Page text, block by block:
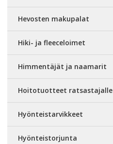
Hevosten makupalat
Hiki- ja fleeceloimet
Himmentäjät ja naamarit
Hoitotuotteet ratsastajalle
Hyönteistarvikkeet
Hyönteistorjunta